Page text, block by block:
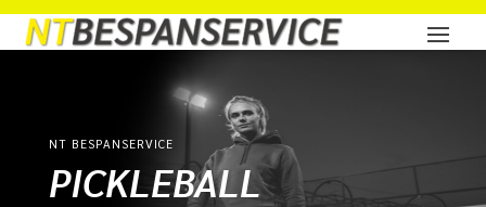
NT BESPANSERVICE
PICKLEBALL